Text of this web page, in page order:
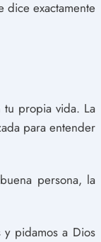
dice exactamente
propia vida. La
para entender
persona, la
y pidamos a Dios